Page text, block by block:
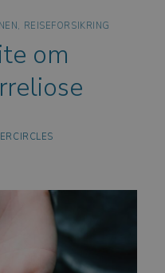
, REISEFORSIKRING
om